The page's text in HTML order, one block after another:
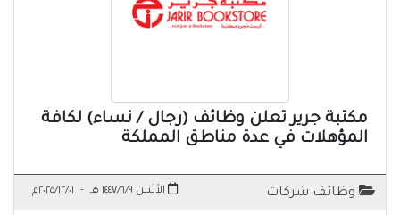
مكتبة جرير تعلن وظائف (رجال / نساء) لكافة
المؤهلات في عدة مناطق المملكة
وظائف شركات الأثنين ١٤٤٧/٦/٩ هـ - ٢٠٢٥/١٢/٠١م